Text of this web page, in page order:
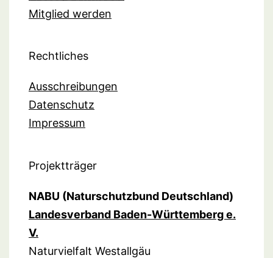
Mitglied werden
Rechtliches
Ausschreibungen
Datenschutz
Impressum
Projektträger
NABU (Naturschutzbund Deutschland)
Landesverband Baden-Württemberg e.
V.
Naturvielfalt Westallgäu